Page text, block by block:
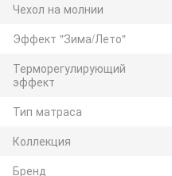
Чехол на молнии
Эффект "Зима/Лето"
Терморегулирующий
эффект
Тип матраса
Коллекция
Бренд